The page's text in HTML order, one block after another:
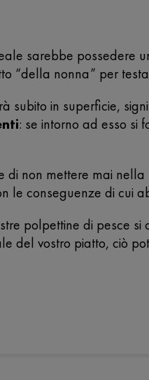
sarebbe possedere
“della nonna” per
subito in superficie,
: se intorno ad esso si
di non mettere mai
le conseguenze di cui
polpettine di pesce
del vostro piatto, ciò